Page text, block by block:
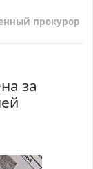
прокурор
за